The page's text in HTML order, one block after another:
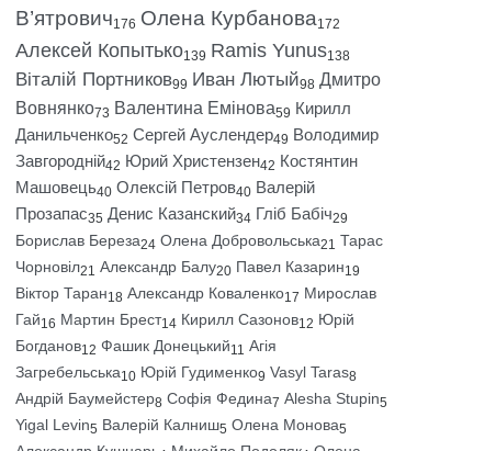
В’ятрович176 Олена Курбанова172
Алексей Копытько139 Ramis Yunus138
Віталій Портников99 Иван Лютый98 Дмитро
Вовнянко73 Валентина Емінова59 Кирилл
Данильченко52 Сергей Ауслендер49 Володимир
Завгородній42 Юрий Христензен42 Костянтин
Машовець40 Олексій Петров40 Валерій
Прозапас35 Денис Казанский34 Гліб Бабіч29
Борислав Береза24 Олена Добровольська21 Тарас
Чорновіл21 Александр Балу20 Павел Казарин19
Віктор Таран18 Александр Коваленко17 Мирослав
Гай16 Мартин Брест14 Кирилл Сазонов12 Юрій
Богданов12 Фашик Донецький11 Агія
Загребельська10 Юрій Гудименко9 Vasyl Taras8
Андрій Баумейстер8 Софія Федина7 Alesha Stupin5
Yigal Levin5 Валерій Калниш5 Олена Монова5